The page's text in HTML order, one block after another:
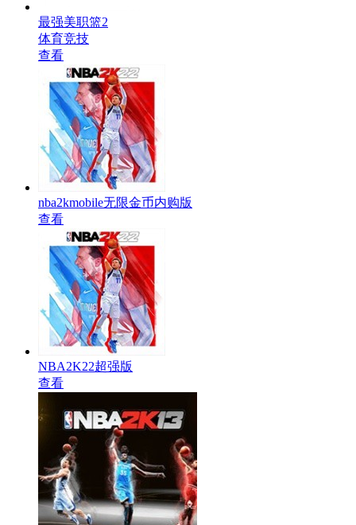
最强美职篮2
体育竞技
查看
nba2kmobile无限金币内购版
查看
NBA2K22超强版
查看